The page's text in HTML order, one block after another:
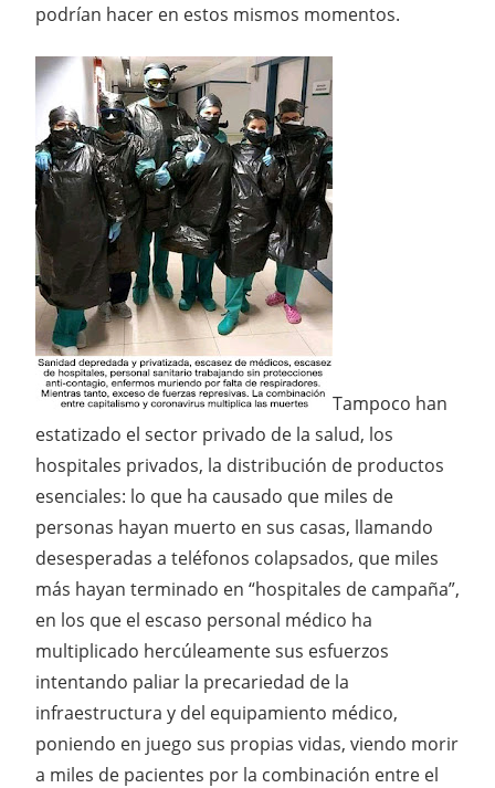
podrían hacer en estos mismos momentos.
Tampoco han
estatizado el sector privado de la salud, los
hospitales privados, la distribución de productos
esenciales: lo que ha causado que miles de
personas hayan muerto en sus casas, llamando
desesperadas a teléfonos colapsados, que miles
más hayan terminado en “hospitales de campaña”,
en los que el escaso personal médico ha
multiplicado hercúleamente sus esfuerzos
intentando paliar la precariedad de la
infraestructura y del equipamiento médico,
poniendo en juego sus propias vidas, viendo morir
a miles de pacientes por la combinación entre el